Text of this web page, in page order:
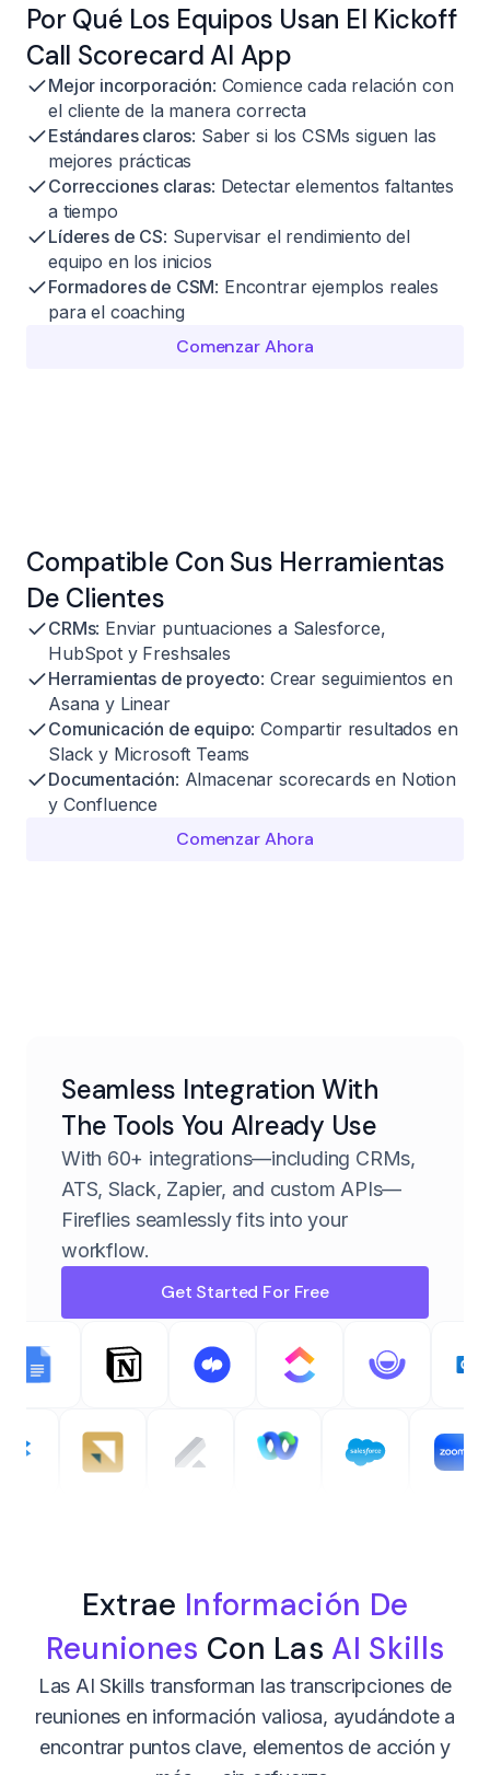
Por Qué Los Equipos Usan El Kickoff
Call Scorecard AI App
Mejor incorporación: Comience cada relación con
el cliente de la manera correcta
Estándares claros: Saber si los CSMs siguen las
mejores prácticas
Correcciones claras: Detectar elementos faltantes
a tiempo
Líderes de CS: Supervisar el rendimiento del
equipo en los inicios
Formadores de CSM: Encontrar ejemplos reales
para el coaching
Comenzar Ahora
Compatible Con Sus Herramientas
De Clientes
CRMs: Enviar puntuaciones a Salesforce,
HubSpot y Freshsales
Herramientas de proyecto: Crear seguimientos en
Asana y Linear
Comunicación de equipo: Compartir resultados en
Slack y Microsoft Teams
Documentación: Almacenar scorecards en Notion
y Confluence
Comenzar Ahora
Seamless Integration With
The Tools You Already Use
With 60+ integrations—including CRMs,
ATS, Slack, Zapier, and custom APIs—
Fireflies seamlessly fits into your
workflow.
Get Started For Free
Extrae Información De
Reuniones Con Las AI Skills
Las AI Skills transforman las transcripciones de
reuniones en información valiosa, ayudándote a
encontrar puntos clave, elementos de acción y